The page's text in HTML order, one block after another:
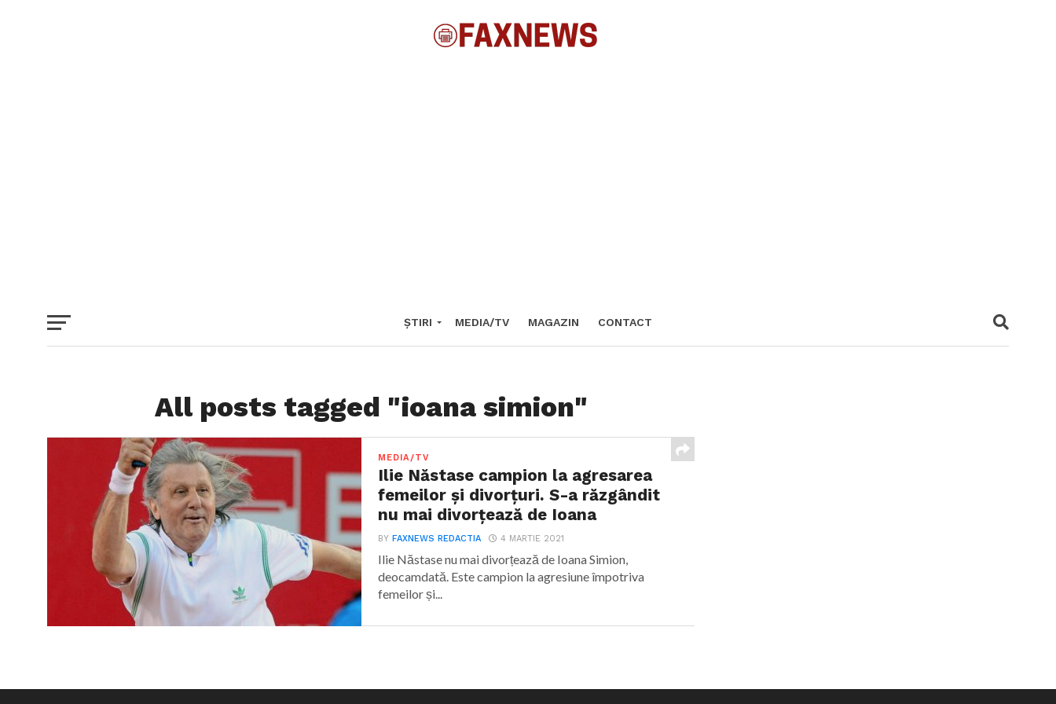
ȘTIRI MEDIA/TV MAGAZIN CONTACT
All posts tagged "ioana simion"
MEDIA/TV
Ilie Năstase campion la agresarea
femeilor și divorțuri. S-a răzgândit
nu mai divorțează de Ioana
BYFAXNEWS REDACTIA 4 MARTIE 2021
Ilie Năstase nu mai divorțează de Ioana Simion,
deocamdată. Este campion la agresiune împotriva
femeilor și...